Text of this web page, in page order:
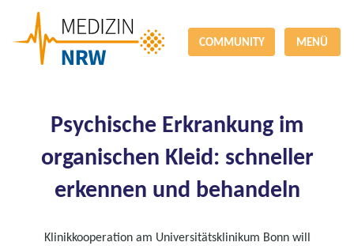
COMMUNITY MENÜ
Psychische Erkrankung im
organischen Kleid: schneller
erkennen und behandeln
Klinikkooperation am Universitätsklinikum Bonn will